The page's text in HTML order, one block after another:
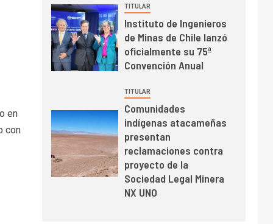
en
con
mineras
6 I+D
BHP proyecta
producción de cobre
cercana a 2 millones
de toneladas tras
Codelco reporta Ebitda
de US$ 6.670 millones
y mejora sus
indicadores financieros
TITULAR
Instituto de Ingenieros
de Minas de Chile lanzó
oficialmente su 75ª
Convención Anual
TITULAR
Comunidades
indígenas atacameñas
presentan
reclamaciones contra
proyecto de la
Sociedad Legal Minera
NX UNO